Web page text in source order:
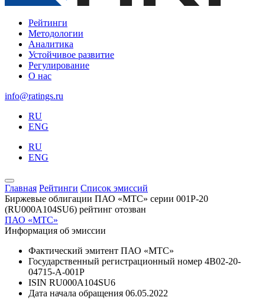
Рейтинги
Методологии
Аналитика
Устойчивое развитие
Регулирование
О нас
info@ratings.ru
RU
ENG
RU
ENG
Главная Рейтинги Список эмиссий
Биржевые облигации ПАО «МТС» серии 001P-20
(RU000A104SU6) рейтинг отозван
ПАО «МТС»
Информация об эмиссии
Фактический эмитент ПАО «МТС»
Государственный регистрационный номер 4B02-20-
04715-A-001P
ISIN RU000A104SU6
Дата начала обращения 06.05.2022